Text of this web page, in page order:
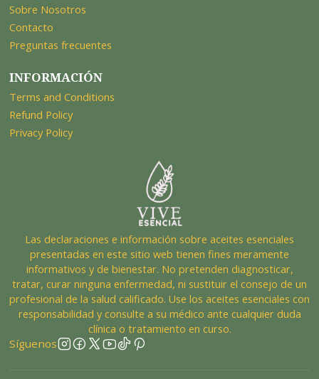
Sobre Nosotros
Contacto
Preguntas frecuentes
INFORMACIÓN
Terms and Conditions
Refund Policy
Privacy Policy
Las declaraciones e información sobre aceites esenciales
presentadas en este sitio web tienen fines meramente
informativos y de bienestar. No pretenden diagnosticar,
tratar, curar ninguna enfermedad, ni sustituir el consejo de un
profesional de la salud calificado. Use los aceites esenciales con
responsabilidad y consulte a su médico ante cualquier duda
clínica o tratamiento en curso.
Síguenos